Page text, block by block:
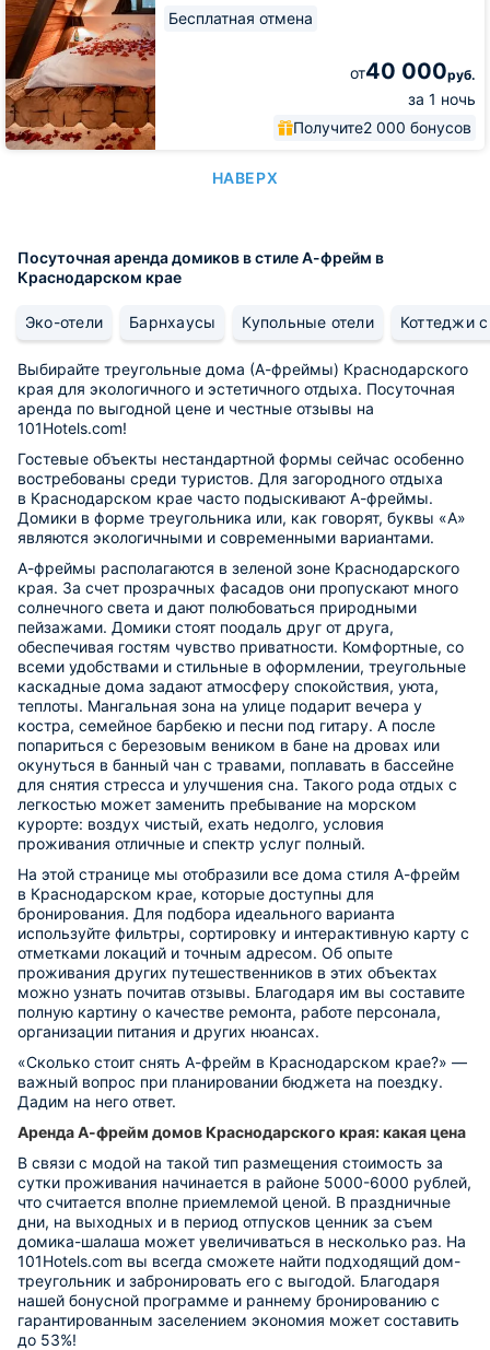
Бесплатная отмена
от40 000руб.
за 1 ночь
Получите2 000 бонусов
НАВЕРХ
Посуточная аренда домиков в стиле А-фрейм в
Краснодарском крае
Эко-отели Барнхаусы Купольные отели Коттеджи
Выбирайте треугольные дома (А-фреймы) Краснодарского
края для экологичного и эстетичного отдыха. Посуточная
аренда по выгодной цене и честные отзывы на
101Hotels.com!
Гостевые объекты нестандартной формы сейчас особенно
востребованы среди туристов. Для загородного отдыха
в Краснодарском крае часто подыскивают А-фреймы.
Домики в форме треугольника или, как говорят, буквы «А»
являются экологичными и современными вариантами.
А-фреймы располагаются в зеленой зоне Краснодарского
края. За счет прозрачных фасадов они пропускают много
солнечного света и дают полюбоваться природными
пейзажами. Домики стоят поодаль друг от друга,
обеспечивая гостям чувство приватности. Комфортные, со
всеми удобствами и стильные в оформлении, треугольные
каскадные дома задают атмосферу спокойствия, уюта,
теплоты. Мангальная зона на улице подарит вечера у
костра, семейное барбекю и песни под гитару. А после
попариться с березовым веником в бане на дровах или
окунуться в банный чан с травами, поплавать в бассейне
для снятия стресса и улучшения сна. Такого рода отдых с
легкостью может заменить пребывание на морском
курорте: воздух чистый, ехать недолго, условия
проживания отличные и спектр услуг полный.
На этой странице мы отобразили все дома стиля А-фрейм
в Краснодарском крае, которые доступны для
бронирования. Для подбора идеального варианта
используйте фильтры, сортировку и интерактивную карту с
отметками локаций и точным адресом. Об опыте
проживания других путешественников в этих объектах
можно узнать почитав отзывы. Благодаря им вы составите
полную картину о качестве ремонта, работе персонала,
организации питания и других нюансах.
«Сколько стоит снять А-фрейм в Краснодарском крае?» —
важный вопрос при планировании бюджета на поездку.
Дадим на него ответ.
Аренда А-фрейм домов Краснодарского края: какая цена
В связи с модой на такой тип размещения стоимость за
сутки проживания начинается в районе 5000-6000 рублей,
что считается вполне приемлемой ценой. В праздничные
дни, на выходных и в период отпусков ценник за съем
домика-шалаша может увеличиваться в несколько раз. На
101Hotels.com вы всегда сможете найти подходящий дом-
треугольник и забронировать его с выгодой. Благодаря
нашей бонусной программе и раннему бронированию с
гарантированным заселением экономия может составить
до 53%!